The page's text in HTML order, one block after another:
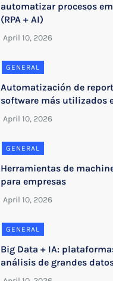
automatizar procesos
(RPA + AI)
GENERAL
Automatización de
software más utilizados
GENERAL
Herramientas de
para empresas
GENERAL
Big Data + IA:
análisis de grandes